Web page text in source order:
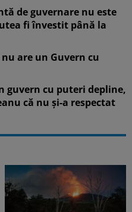
de guvernare nu este
fi învestit până la
are un Guvern cu
guvern cu puteri depline,
că nu și-a respectat